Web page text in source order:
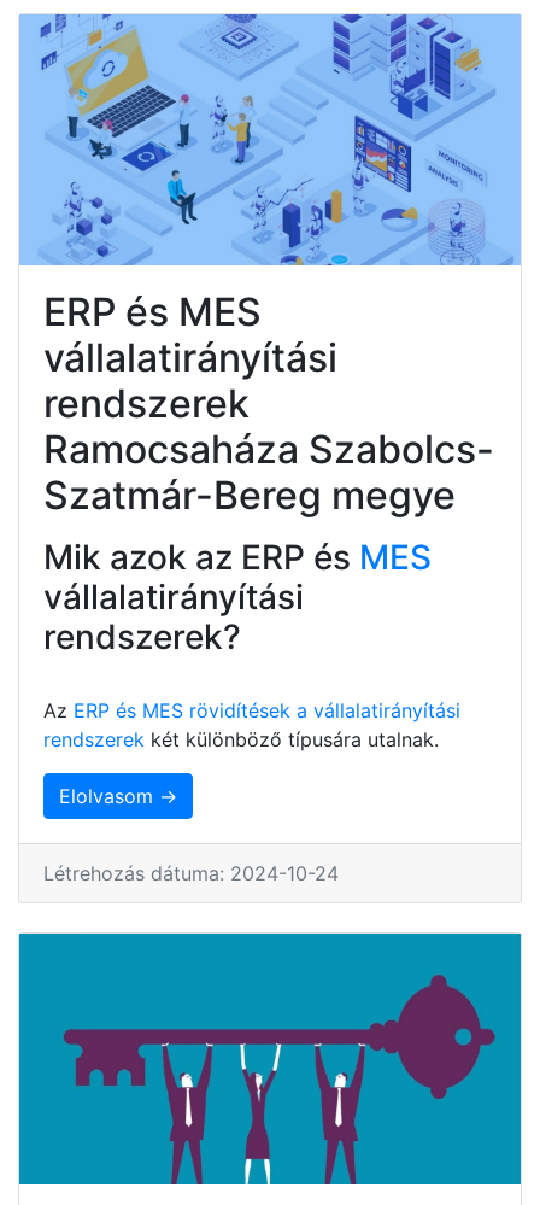
ERP és MES
vállalatirányítási
rendszerek
Ramocsaháza Szabolcs-
Szatmár-Bereg megye
Mik azok az ERP és MES
vállalatirányítási
rendszerek?
Az ERP és MES rövidítések a vállalatirányítási
rendszerek két különböző típusára utalnak.
Elolvasom →
Létrehozás dátuma: 2024-10-24